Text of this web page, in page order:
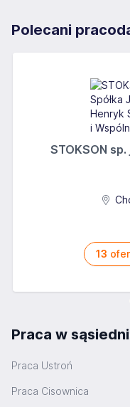
Polecani
STOKSON
13
Praca w
Praca Ustroń
Praca Cisownica